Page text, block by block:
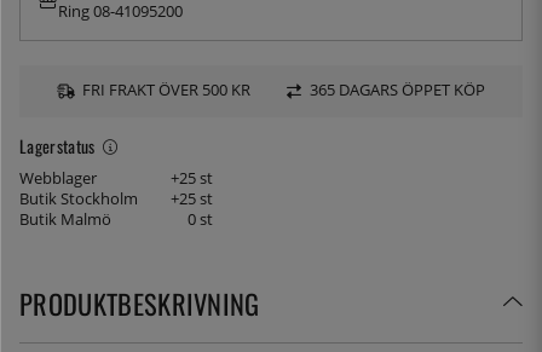
Lagerstatus
Webblager
+25 st
Butik Stockholm
+25 st
Butik Malmö
0 st
Ring 08-41095200
FRI FRAKT ÖVER 500 KR 365 DAGARS ÖPPET KÖP
PRODUKTBESKRIVNING